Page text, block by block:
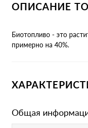
ОПИСАНИЕ
Биотопливо - это
примерно на 40%.
Общая